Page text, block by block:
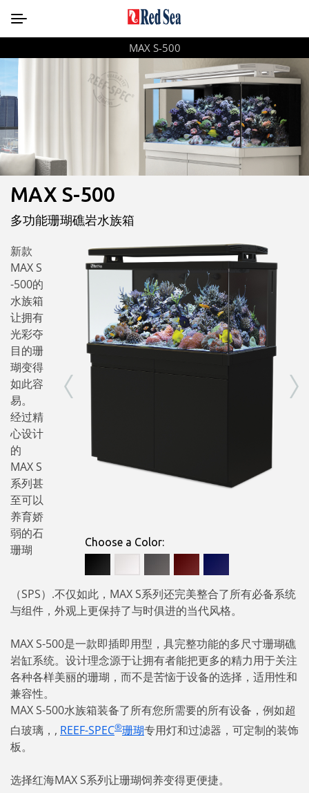
MAX S-500
MAX S-500
多功能珊瑚礁岩水族箱
Choose a Color:
新款
MAX S
-500的
水族箱
让拥有
光彩夺
目的珊
瑚变得
如此容
易。
经过精
心设计
的
MAX S
系列甚
至可以
养育娇
弱的石
珊瑚
（SPS）.不仅如此，MAX S系列还完美整合了所有必备系统
与组件，外观上更保持了与时俱进的当代风格。
MAX S-500是一款即插即用型，具完整功能的多尺寸珊瑚礁
岩缸系统。设计理念源于让拥有者能把更多的精力用于关注
各种各样美丽的珊瑚，而不是苦恼于设备的选择，适用性和
兼容性。
MAX S-500水族箱装备了所有您所需要的所有设备，例如超
白玻璃，, REEF-SPEC®珊瑚专用灯和过滤器，可定制的装饰
板。
选择红海MAX S系列让珊瑚饲养变得更便捷。